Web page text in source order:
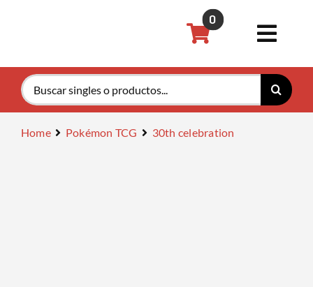
0
Buscar:
Home Pokémon TCG 30th celebration